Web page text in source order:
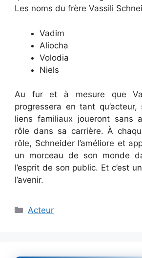
Les noms du frère Vassili
Vadim
Aliocha
Volodia
Niels
Au fur et à mesure que
progressera en tant
liens familiaux joueront sans
rôle dans sa carrière. À
rôle, Schneider l’améliore et
un morceau de son monde
l’esprit de son public. Et c’est
l’avenir.
Catégories
Acteur